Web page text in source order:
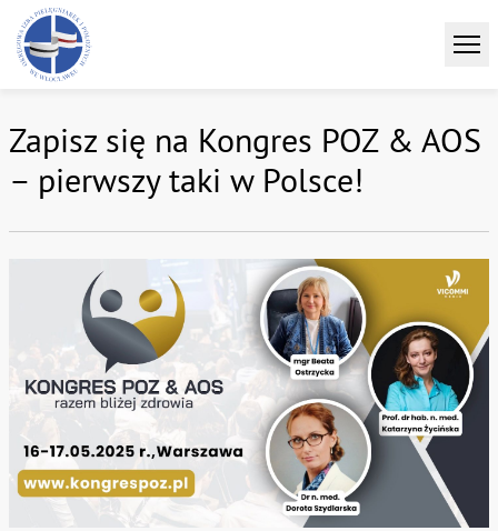
Zapisz się na Kongres POZ & AOS
– pierwszy taki w Polsce!